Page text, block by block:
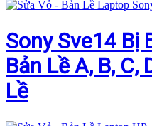
Sony Sve14 Bị
Bản Lề A, B, C,
Lề